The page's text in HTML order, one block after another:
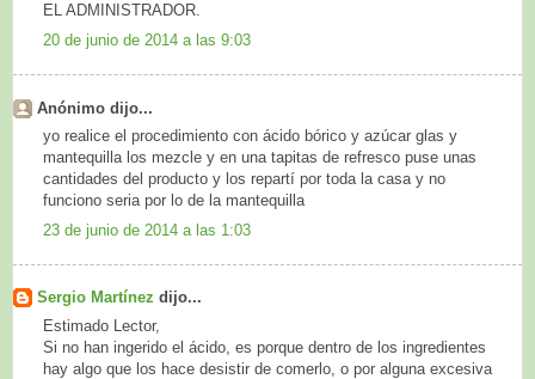
EL ADMINISTRADOR.
20 de junio de 2014 a las 9:03
Anónimo dijo...
yo realice el procedimiento con ácido bórico y azúcar glas y
mantequilla los mezcle y en una tapitas de refresco puse unas
cantidades del producto y los repartí por toda la casa y no
funciono seria por lo de la mantequilla
23 de junio de 2014 a las 1:03
Sergio Martínez dijo...
Estimado Lector,
Si no han ingerido el ácido, es porque dentro de los ingredientes
hay algo que los hace desistir de comerlo, o por alguna excesiva